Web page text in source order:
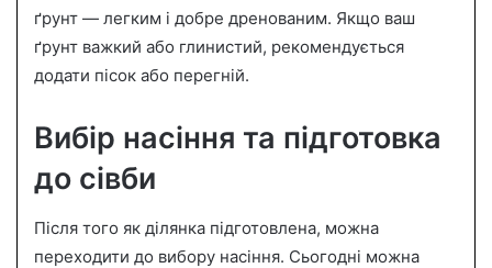
ґрунт — легким і добре дренованим. Якщо ваш
ґрунт важкий або глинистий, рекомендується
додати пісок або перегній.
Вибір насіння та підготовка
до сівби
Після того як ділянка підготовлена, можна
переходити до вибору насіння. Сьогодні можна